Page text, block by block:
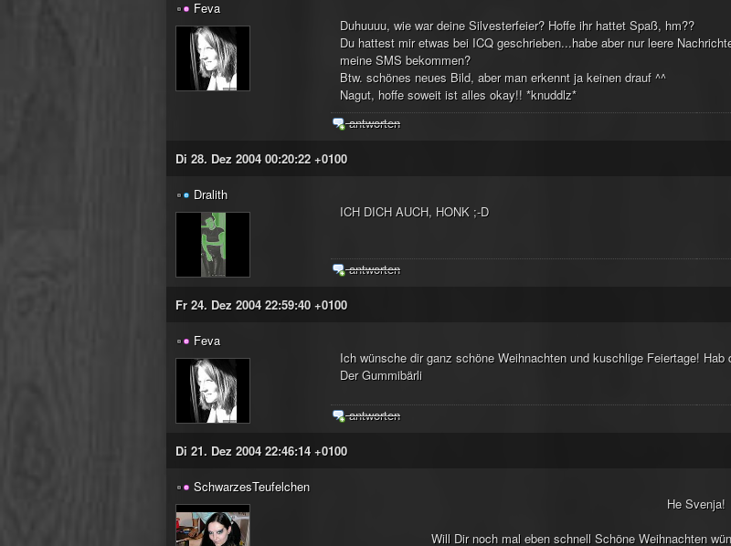
Feva
Duhuuuu, wie war deine Silvesterfeier? Hoffe ihr hattet Spaß, hm??
Du hattest mir etwas bei ICQ geschrieben...habe aber nur leere
meine SMS bekommen?
Btw. schönes neues Bild, aber man erkennt ja keinen drauf ^^
Nagut, hoffe soweit ist alles okay!! *knuddlz*
antworten
Di 28. Dez 2004 00:20:22 +0100
Dralith
ICH DICH AUCH, HONK ;-D
antworten
Fr 24. Dez 2004 22:59:40 +0100
Feva
Ich wünsche dir ganz schöne Weihnachten und kuschlige Feiertage! Hab
Der Gummibärli
antworten
Di 21. Dez 2004 22:46:14 +0100
SchwarzesTeufelchen
He Svenja!
Will Dir noch mal eben schnell Schöne Weihnachten